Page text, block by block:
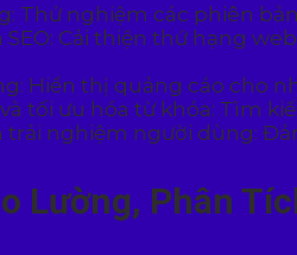
Thử nghiệm các phiên
SEO: Cải thiện thứ hạng
Hiển thị quảng cáo cho
tối ưu hóa từ khóa: Tìm
trải nghiệm người dùng:
Lường, Phân